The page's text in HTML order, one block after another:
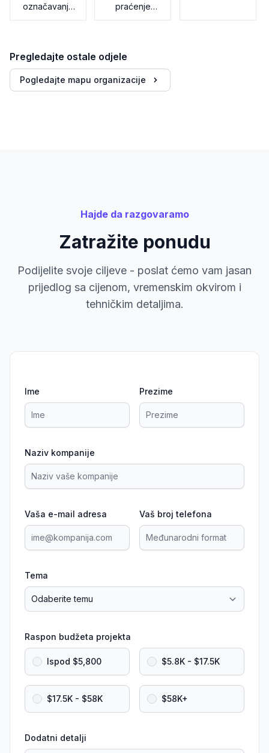
označavanje
podataka
praćenje
tehnologija
Pregledajte ostale odjele
Pogledajte mapu organizacije
Hajde da razgovaramo
Zatražite ponudu
Podijelite svoje ciljeve - poslat ćemo vam jasan
prijedlog sa cijenom, vremenskim okvirom i
tehničkim detaljima.
Ime Prezime
Naziv kompanije
Vaša e-mail adresa Vaš broj telefona
Tema
Raspon budžeta projekta
Ispod $5,800 $5.8K - $17.5K
$17.5K - $58K $58K+
Dodatni detalji